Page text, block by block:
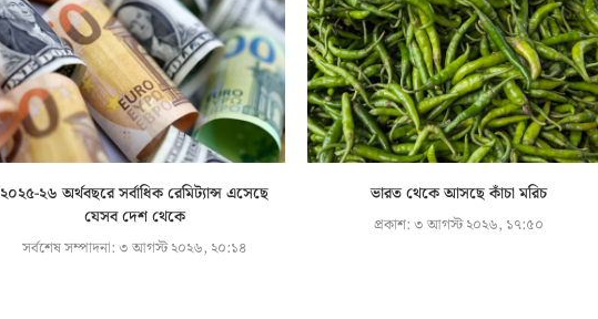
২০২৫-২৬ অর্থবছরে সর্বাধিক রেমিট্যান্স এসেছে
যেসব দেশ থেকে
সর্বশেষ সম্পাদনা:৩ আগস্ট ২০২৬, ২০:১৪
ভারত থেকে আসছে কাঁচা মরিচ
প্রকাশ:৩ আগস্ট ২০২৬, ১৭:৫০